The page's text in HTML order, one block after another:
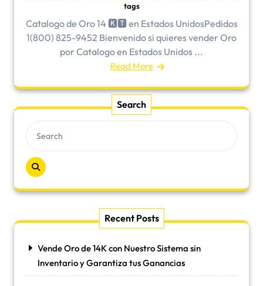
tags
Catalogo de Oro 14 🅺🆃 en Estados UnidosPedidos
1(800) 825-9452 Bienvenido si quieres vender Oro
por Catalogo en Estados Unidos ...
Read More
Search
Recent Posts
Vende Oro de 14K con Nuestro Sistema sin
Inventario y Garantiza tus Ganancias